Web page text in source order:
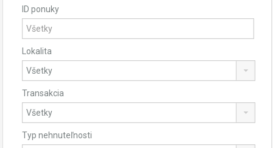
ID ponuky
Lokalita
Transakcia
Typ nehnuteľnosti